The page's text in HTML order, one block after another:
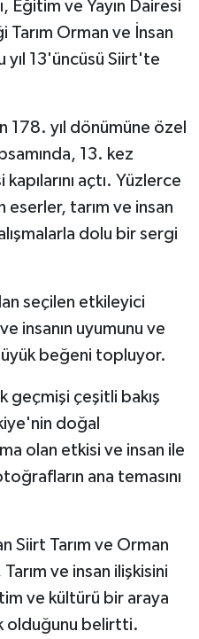
Eğitim ve Yayın Dairesi
Tarım Orman ve İnsan
yıl 13'üncüsü Siirt'te
yıl dönümüne özel
13. kez
açtı. Yüzlerce
eserler, tarım ve insan
dolu bir sergi
seçilen etkileyici
insanın uyumunu ve
beğeni topluyor.
geçmişi çeşitli bakış
doğal
olan etkisi ve insan ile
ana temasını
Siirt Tarım ve Orman
ve insan ilişkisini
ve kültürü bir araya
olduğunu belirtti.